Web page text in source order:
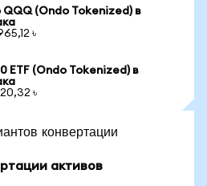
QQQ (Ondo Tokenized) в
৳
ETF (Ondo Tokenized) в
৳
конвертации
активов